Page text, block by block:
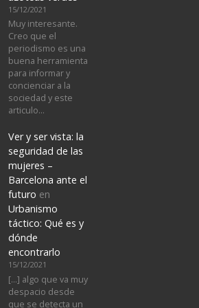
15/12/2021
Muy interesante.
Creo que el
periodismo es una
buena herramienta
para informar y
concienciar a la
sociedad y este
articulo…
Ver y ser vista: la
seguridad de las
mujeres –
Barcelona ante el
futuro en
Urbanismo
táctico: Qué es y
dónde
encontrarlo
15/12/2021
[…] algo que va muy
despacio desde
que se detecta un